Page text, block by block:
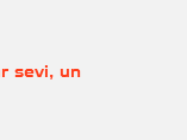
sevi, un